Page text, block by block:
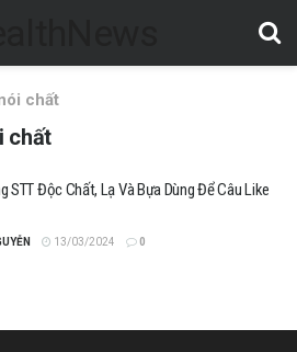
chất
chất
STT Độc Chất, Lạ Và Bựa Dùng Để Câu Like
13/03/2024 0